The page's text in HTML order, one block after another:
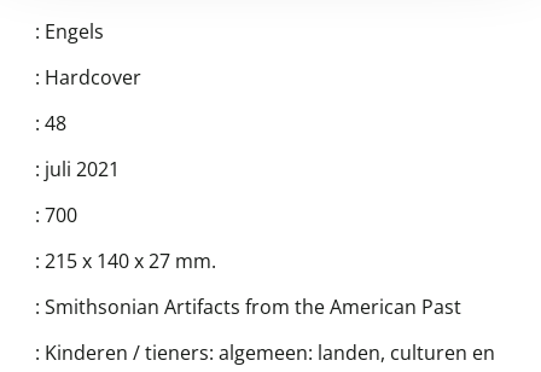
: Engels
: Hardcover
: 48
: juli 2021
: 700
: 215 x 140 x 27 mm.
: Smithsonian Artifacts from the American Past
: Kinderen / tieners: algemeen: landen, culturen en